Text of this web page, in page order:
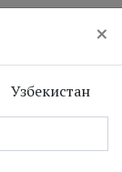
×
Узбекистан